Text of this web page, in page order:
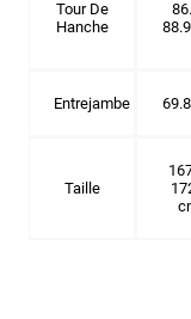
Tour De
Hanche
Entrejambe
Taille